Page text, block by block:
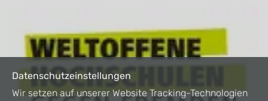
Datenschutzeinstellungen
Wir setzen auf unserer Website Tracking-Technologien